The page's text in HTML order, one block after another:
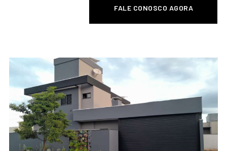
FALE CONOSCO AGORA